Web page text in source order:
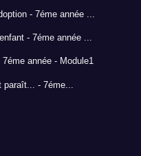
- 7éme année ...
- 7éme année ...
année - Module1
- 7éme...